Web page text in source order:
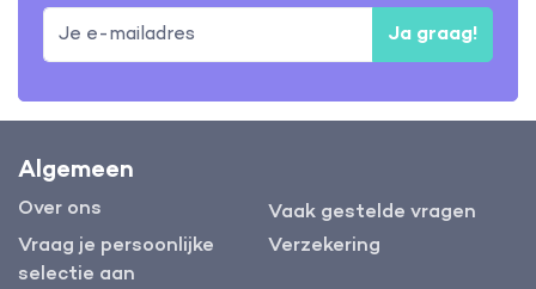
Ja graag!
Algemeen
Over ons
Vaak gestelde vragen
Vraag je persoonlijke
selectie aan
Verzekering